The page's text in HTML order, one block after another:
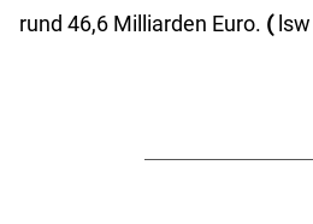
rund 46,6 Milliarden Euro. (lsw